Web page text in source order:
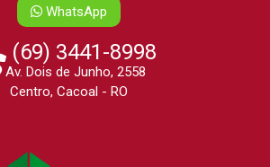
WhatsApp
(69) 3441-8998
Av. Dois de Junho, 2558
Centro, Cacoal - RO